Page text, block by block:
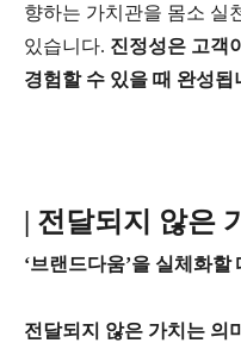
향하는 가치관을 몸소 실
있습니다. 진정성은 고객
경험할 수 있을 때 완성됩
| 전달되지 않은
‘브랜드다움’을 실체화
전달되지 않은 가치는 의